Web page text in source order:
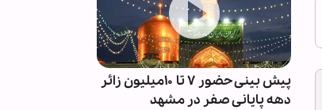
پیش بینی حضور ۷ تا ۱۰میلیون زائر
دهه پایانی صفر در مشهد